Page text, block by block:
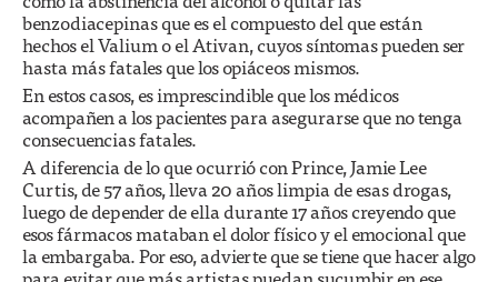
benzodiacepinas que es el compuesto del que están
hechos el Valium o el Ativan, cuyos síntomas pueden ser
hasta más fatales que los opiáceos mismos.
En estos casos, es imprescindible que los médicos
acompañen a los pacientes para asegurarse que no tenga
consecuencias fatales.
A diferencia de lo que ocurrió con Prince, Jamie Lee
Curtis, de 57 años, lleva 20 años limpia de esas drogas,
luego de depender de ella durante 17 años creyendo que
esos fármacos mataban el dolor físico y el emocional que
la embargaba. Por eso, advierte que se tiene que hacer algo